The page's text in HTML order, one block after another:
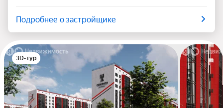
Подробнее о застройщике
3D-тур